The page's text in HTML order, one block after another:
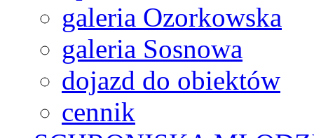
galeria Ozorkowska
galeria Sosnowa
dojazd do obiektów
cennik